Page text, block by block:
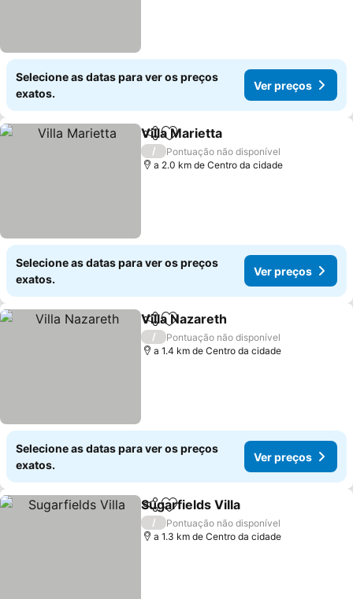
Selecione as datas para ver os preços
exatos.
Ver preços
PartilharAdicionar aos favoritos
Villa Marietta
/
Pontuação não disponível
a 2.0 km de Centro da cidade
Selecione as datas para ver os preços
exatos.
Ver preços
PartilharAdicionar aos favoritos
Villa Nazareth
/
Pontuação não disponível
a 1.4 km de Centro da cidade
Selecione as datas para ver os preços
exatos.
Ver preços
PartilharAdicionar aos favoritos
Sugarfields Villa
/
Pontuação não disponível
a 1.3 km de Centro da cidade